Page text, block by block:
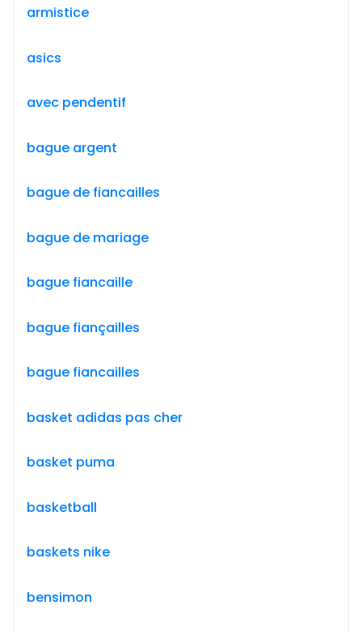
armistice
asics
avec pendentif
bague argent
bague de fiancailles
bague de mariage
bague fiancaille
bague fiançailles
bague fiancailles
basket adidas pas cher
basket puma
basketball
baskets nike
bensimon